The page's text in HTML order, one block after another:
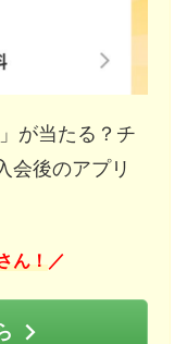
が当たる？チ
会後のアプリ
ん！ ／